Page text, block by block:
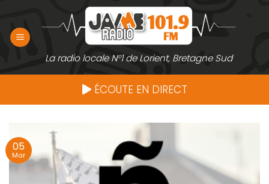
contenu
La radio locale N°1 de Lorient, Bretagne Sud
ÉCOUTE EN DIRECT
05
Mar